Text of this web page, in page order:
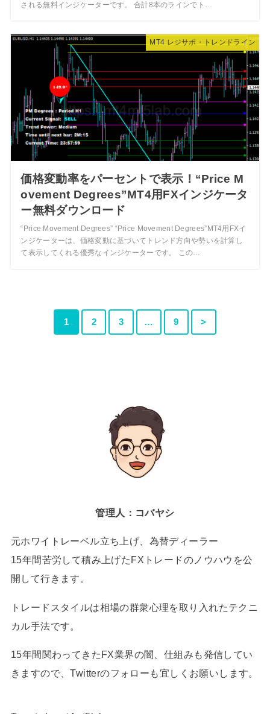
される無料インジケーターです。 合計8本のラインでト…
MT4 レジサポ・トレンドライン
価格変動率をパーセントで表示！“Price M
ovement Degrees”MT4用FXインジケータ
ー無料ダウンロード
“Price Movement Degrees” “Price Movement Degrees”MT4用FXイ
ンジケーターは、価格変動に基づいてトレンド方向や勢いを計算し
て表示してくれる優秀なインジケーターです。 この…
1 2 3 … 9 >
管理人：コバヤシ
元ホワイトレーベル立ち上げ、為替ディーラー
15年間苦労して積み上げたFXトレードのノウハウを公
開して行きます。
トレードスタイルは相場の群衆心理を取り入れたテクニ
カル手法です。
15年間関わってきたFX業界の闇、仕組みも発信してい
きますので、Twitterのフォローも宜しくお願いします。